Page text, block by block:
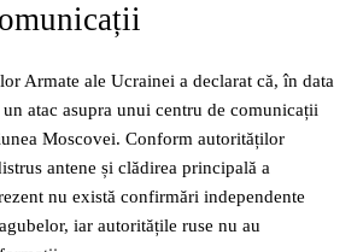
Armate ale Ucrainei a declarat că, în data
atac asupra unui centru de comunicații
Moscovei. Conform autorităților
antene și clădirea principală a
nu există confirmări independente
iar autoritățile ruse nu au